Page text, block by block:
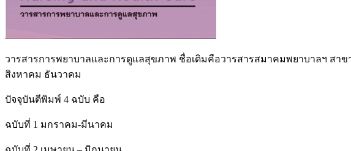
วารสารการพยาบาลและการดูแลสุขภาพ ชื่อเดิมคือวารสารสมาคมพยาบาลฯ สา
สิงหาคม ธันวาคม
ปัจจุบันตีพิมพ์ 4 ฉบับ คือ
ฉบับที่ 1 มกราคม-มีนาคม